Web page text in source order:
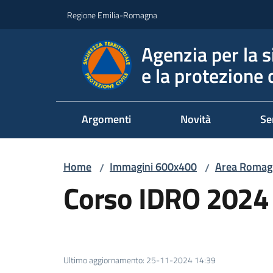
Regione Emilia-Romagna
Agenzia per la
e la protezione
Argomenti Novità
Home / Immagini 600x400 / Area
Corso IDRO 2024
Ultimo aggiornamento: 25-11-2024 14:39